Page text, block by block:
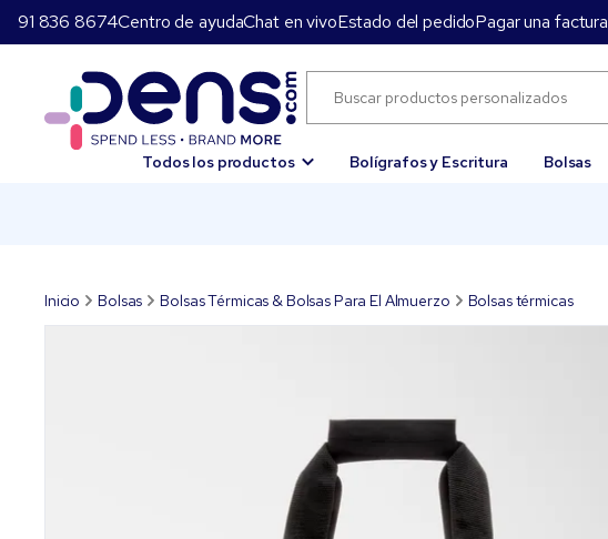
91 836 8674Centro de ayudaChat en vivoEstado del pedidoPagar una factura
Todos los productos Bolígrafos y Escritura Bolsas
Inicio Bolsas Bolsas Térmicas & Bolsas Para El Almuerzo Bolsas térmicas